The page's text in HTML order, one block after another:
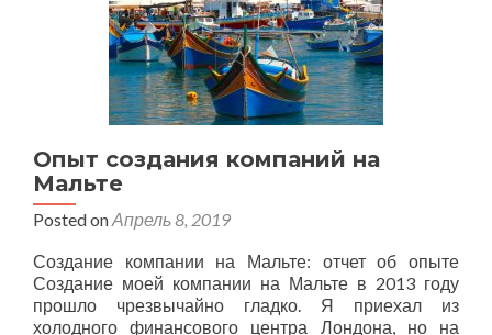
Опыт создания компаний на
Мальте
Posted onАпрель 8, 2019
Создание компании на Мальте: отчет об опыте
Создание моей компании на Мальте в 2013 году
прошло чрезвычайно гладко. Я приехал из
холодного финансового центра Лондона, но на